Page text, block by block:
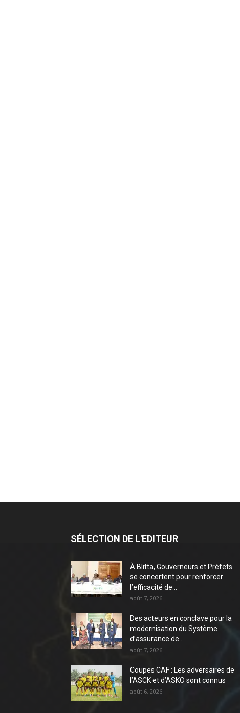
SÉLECTION DE L'EDITEUR
À Blitta, Gouverneurs et Préfets
se concertent pour renforcer
l’efficacité de...
août 7, 2026
Des acteurs en conclave pour la
modernisation du Système
d’assurance de...
août 7, 2026
Coupes CAF : Les adversaires de
l’ASCK et d’ASKO sont connus
août 6, 2026